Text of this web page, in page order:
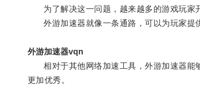
为了解决这一问题，越来越多的游戏玩家
外游加速器就像一条通路，可以为玩家提
外游加速器vqn
相对于其他网络加速工具，外游加速器能
更加优秀。